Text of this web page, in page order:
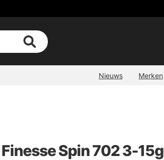
Nieuws Merken
Spin 702 3-15g